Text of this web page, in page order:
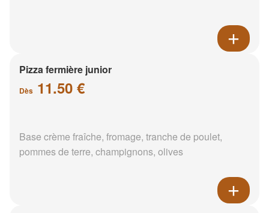
Pizza fermière junior
Dès 11.50 €
Base crème fraîche, fromage, tranche de poulet,
pommes de terre, champignons, olives